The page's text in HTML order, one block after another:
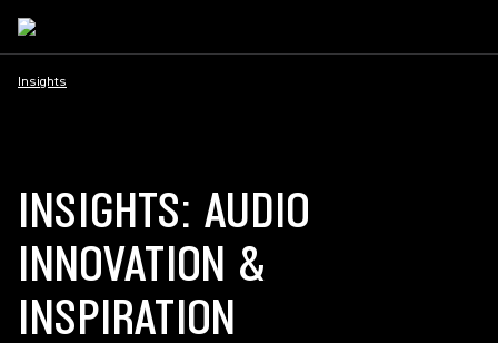
Insights
INSIGHTS: AUDIO
INNOVATION &
INSPIRATION